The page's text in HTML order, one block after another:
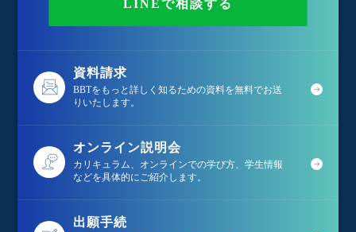
LINEで相談する
資料請求
BBTをもっと詳しく知るための資料を無料でお送
りいたします。
オンライン説明会
カリキュラム、オンラインでの学び方、学生情報
などを具体的にご紹介します。
出願手続